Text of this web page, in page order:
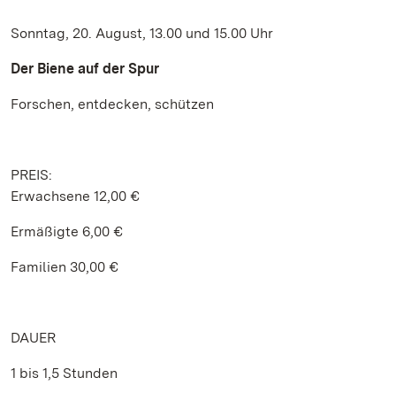
Sonntag, 20. August, 13.00 und 15.00 Uhr
Der Biene auf der Spur
Forschen, entdecken, schützen
PREIS:
Erwachsene 12,00 €
Ermäßigte 6,00 €
Familien 30,00 €
DAUER
1 bis 1,5 Stunden